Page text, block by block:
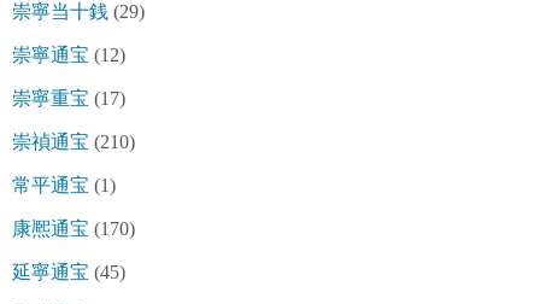
崇寧当十銭 (29)
崇寧通宝 (12)
崇寧重宝 (17)
崇禎通宝 (210)
常平通宝 (1)
康熈通宝 (170)
延寧通宝 (45)